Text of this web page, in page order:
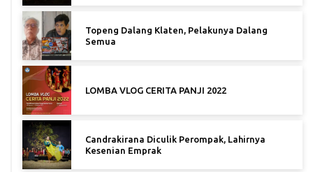
Topeng Dalang Klaten, Pelakunya Dalang
Semua
LOMBA VLOG CERITA PANJI 2022
Candrakirana Diculik Perompak, Lahirnya
Kesenian Emprak